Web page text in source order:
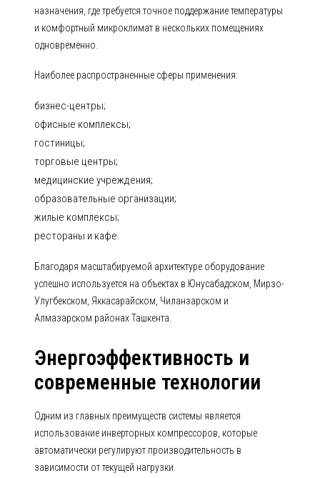
назначения, где требуется точное поддержание температуры
и комфортный микроклимат в нескольких помещениях
одновременно.
Наиболее распространенные сферы применения:
бизнес-центры;
офисные комплексы;
гостиницы;
торговые центры;
медицинские учреждения;
образовательные организации;
жилые комплексы;
рестораны и кафе.
Благодаря масштабируемой архитектуре оборудование
успешно используется на объектах в Юнусабадском, Мирзо-
Улугбекском, Яккасарайском, Чиланзарском и
Алмазарском районах Ташкента.
Энергоэффективность и
современные технологии
Одним из главных преимуществ системы является
использование инверторных компрессоров, которые
автоматически регулируют производительность в
зависимости от текущей нагрузки.